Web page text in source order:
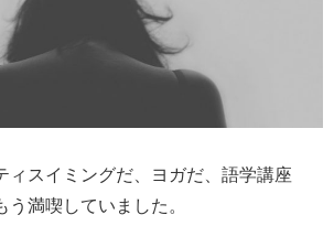
ィスイミングだ、ヨガだ、語学講座
満喫していました。